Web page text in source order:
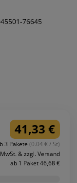
76645
41,33 €
3 Pakete (0.04 € / St)
& zzgl. Versand
ab 1 Paket 46,68 €